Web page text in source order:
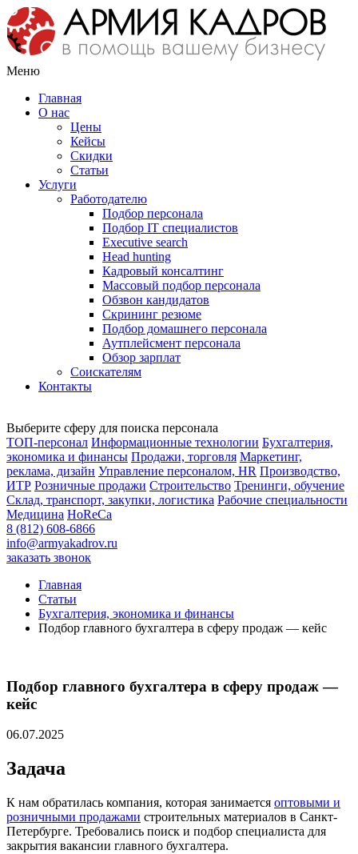
Меню
Главная
О нас
Цены
Кейсы
Скидки
Статьи
Услуги
Работодателю
Подбор персонала
Подбор IT специалистов
Еxecutive search
Head hunting
Кадровый консалтинг
Массовый подбор персонала
Обзвон кандидатов
Скрининг резюме
Подбор домашнего персонала
Аутплейсмент персонала
Обзор зарплат
Соискателям
Контакты
Выберите сферу для поиска персонала
ТОП-персонал Информационные технологии Бухгалтерия,
экономика и финансы Продажи, торговля Маркетинг,
реклама, дизайн Управление персоналом, HR Производство,
ИТР Розничные продажи Строительство Тренинги, обучение
Склад, транспорт, закупки, логистика Рабочие специальности
Медицина HoReCa
8 (812) 608-6866
info@armyakadrov.ru
заказать звонок
Главная
Статьи
Бухгалтерия, экономика и финансы
Подбор главного бухгалтера в сферу продаж — кейс
Подбор главного бухгалтера в сферу продаж —
кейс
06.07.2025
Задача
К нам обратилась компания, которая занимается оптовыми и
розничными продажами строительных материалов в Санкт-
Петербурге. Требовались поиск и подбор специалиста для
закрытия вакансии главного бухгалтера.